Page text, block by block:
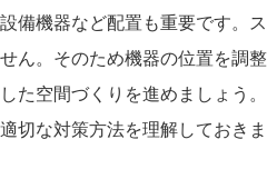
設備機器など配置も重要です。
せん。そのため機器の位置を調
した空間づくりを進めましょう
適切な対策方法を理解しておきま